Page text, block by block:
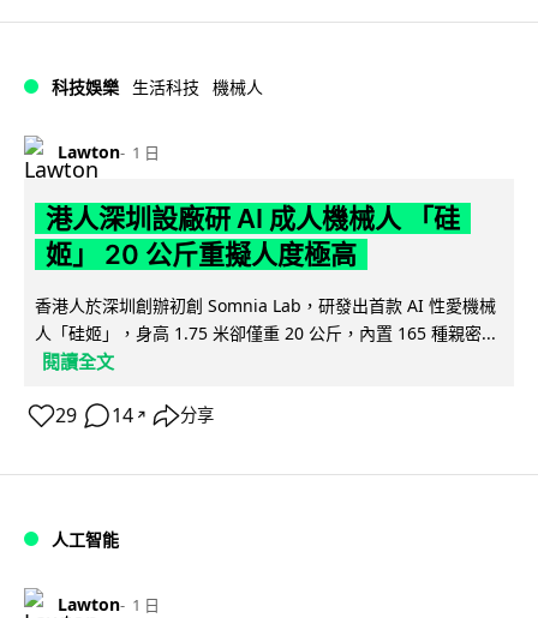
科技娛樂 生活科技 機械人
Lawton 1 日
港人深圳設廠研 AI 成人機械人 「硅
姬」 20 公斤重擬人度極高
香港人於深圳創辦初創 Somnia Lab，研發出首款 AI 性愛機械
人「硅姬」，身高 1.75 米卻僅重 20 公斤，內置 165 種親密...
閱讀全文
29 14 ↗ 分享
人工智能
Lawton 1 日